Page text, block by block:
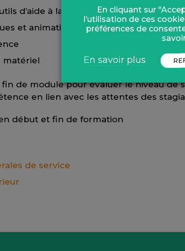
d’aide à la décision Optimat et
et animation participative
matériel
de module pour évaluer le niveau de
en lien avec les attentes des
début et fin de formation
de service
En cliquant sur
l’utilisation de ces
préférences de
En savoir plus